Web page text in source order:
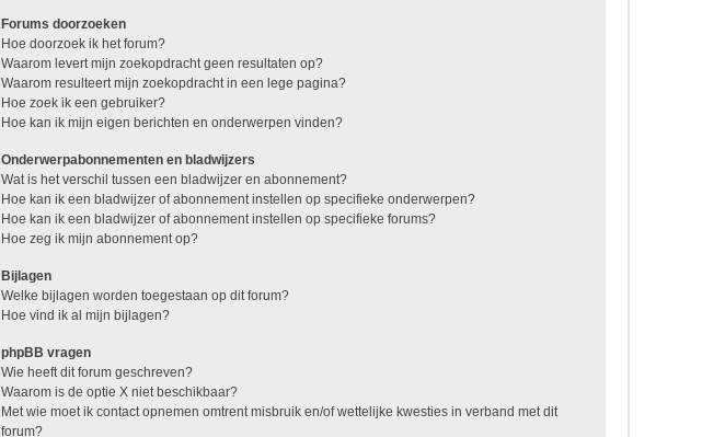
Forums doorzoeken
Hoe doorzoek ik het forum?
Waarom levert mijn zoekopdracht geen resultaten op?
Waarom resulteert mijn zoekopdracht in een lege pagina?
Hoe zoek ik een gebruiker?
Hoe kan ik mijn eigen berichten en onderwerpen vinden?
Onderwerpabonnementen en bladwijzers
Wat is het verschil tussen een bladwijzer en abonnement?
Hoe kan ik een bladwijzer of abonnement instellen op specifieke onderwerpen?
Hoe kan ik een bladwijzer of abonnement instellen op specifieke forums?
Hoe zeg ik mijn abonnement op?
Bijlagen
Welke bijlagen worden toegestaan op dit forum?
Hoe vind ik al mijn bijlagen?
phpBB vragen
Wie heeft dit forum geschreven?
Waarom is de optie X niet beschikbaar?
Met wie moet ik contact opnemen omtrent misbruik en/of wettelijke kwesties in verband met dit
forum?